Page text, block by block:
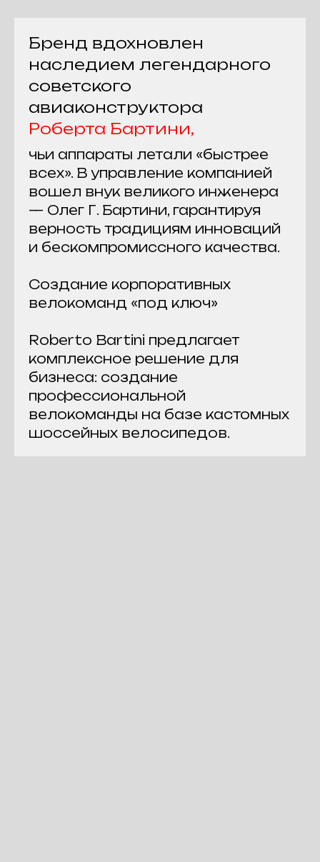
Бренд вдохновлен
наследием легендарного
советского
авиаконструктора
Роберта Бартини,
чьи аппараты летали «быстрее
всех». В управление компанией
вошел внук великого инженера
— Олег Г. Бартини, гарантируя
верность традициям инноваций
и бескомпромиссного качества.
Создание корпоративных
велокоманд «под ключ»
Roberto Bartini предлагает
комплексное решение для
бизнеса: создание
профессиональной
велокоманды на базе кастомных
шоссейных велосипедов.